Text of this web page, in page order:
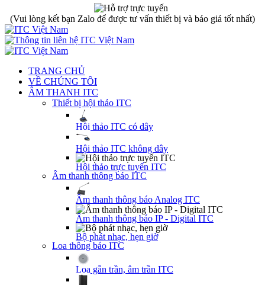
(Vui lòng kết bạn Zalo để được tư vấn thiết bị và báo giá tốt nhất)
TRANG CHỦ
VỀ CHÚNG TÔI
ÂM THANH ITC
Thiết bị hội thảo ITC
Hội thảo ITC có dây
Hội thảo ITC không dây
Hội thảo trực tuyến ITC
Âm thanh thông báo ITC
Âm thanh thông báo Analog ITC
Âm thanh thông báo IP - Digital ITC
Bộ phát nhạc, hẹn giờ
Loa thông báo ITC
Loa gắn trần, âm trần ITC